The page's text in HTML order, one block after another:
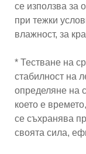
се използва за
при тежки
влажност, за
* Тестване на
стабилност на
определяне на
което е
се съхранява
своята сила,